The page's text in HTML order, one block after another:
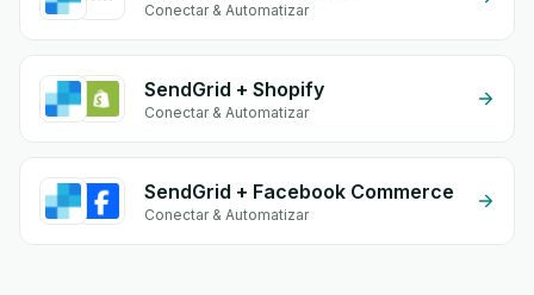
Conectar & Automatizar
SendGrid + Shopify
Conectar & Automatizar
SendGrid + Facebook Commerce
Conectar & Automatizar